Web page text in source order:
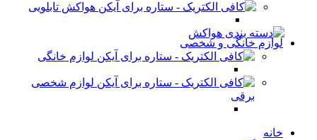
هواکش تابلویی
لوازم خانگی و شخصی
لوازم خانگی
لوازم شخصی
برقی
خانه